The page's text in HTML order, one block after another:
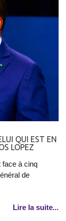
QUI EST EN
LOPEZ
face à cinq
de
Lire la suite...